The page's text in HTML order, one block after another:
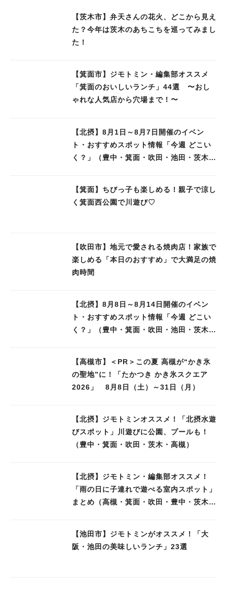
【茨木市】弁天さんの花火、どこから見え
た？今年は茨木のあちこちを巡ってみまし
た！
【箕面市】ジモトミン・編集部オススメ
「箕面のおいしいランチ」44選 〜おし
ゃれな人気店から穴場まで！〜
【北摂】8月1日～8月7日開催のイベン
ト・おすすめスポット情報「今週 どこい
く？」（豊中・箕面・吹田・池田・茨木・
【箕面】ちびっ子も楽しめる！親子で涼し
く箕面西公園で川遊び♡
【吹田市】地元で愛される焼肉店！家族で
楽しめる「本日のおすすめ」で大満足の焼
肉時間
【北摂】8月8日～8月14日開催のイベン
ト・おすすめスポット情報「今週 どこい
く？」（豊中・箕面・吹田・池田・茨木・
【高槻市】＜PR＞この夏 高槻が“かき氷
の聖地”に！「たかつき かき氷スクエア
2026」 8月8日（土）～31日（月）
【北摂】ジモトミンオススメ！「北摂水遊
びスポット」川遊びに公園、プールも！
（豊中・箕面・吹田・茨木・高槻）
【北摂】ジモトミン・編集部オススメ！
「雨の日に子連れで遊べる室内スポット」
まとめ（高槻・箕面・吹田・豊中・茨木・
【池田市】ジモトミンがオススメ！「大
阪・池田の美味しいランチ」23選